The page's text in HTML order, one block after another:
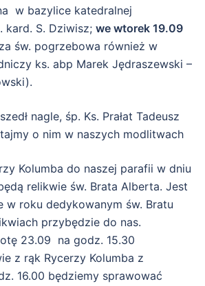
w bazylice katedralnej
kard. S. Dziwisz; we wtorek 19.09
św. pogrzebowa również w
ks. abp Marek Jędraszewski –
nagle, śp. Ks. Prałat Tadeusz
o nim w naszych modlitwach
Kolumba do naszej parafii w dniu
relikwie św. Brata Alberta. Jest
w roku dedykowanym św. Bratu
przybędzie do nas.
23.09 na godz. 15.30
z rąk Rycerzy Kolumba z
16.00 będziemy sprawować